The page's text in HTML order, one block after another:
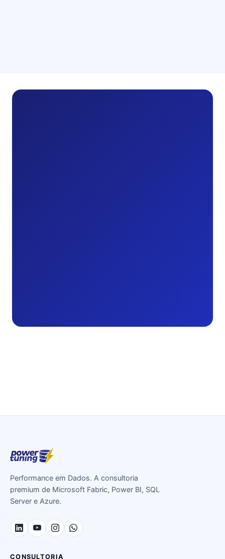
Performance em Dados. A consultoria
premium de Microsoft Fabric, Power BI, SQL
Server e Azure.
CONSULTORIA